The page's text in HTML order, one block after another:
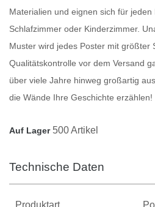
Materialien und eignen sich für
Schlafzimmer oder Kinderzimmer.
Muster wird jedes Poster mit größter
Qualitätskontrolle vor dem Versand
über viele Jahre hinweg großartig
die Wände Ihre Geschichte erzählen!
Auf Lager 500 Artikel
Technische Daten
Produktart